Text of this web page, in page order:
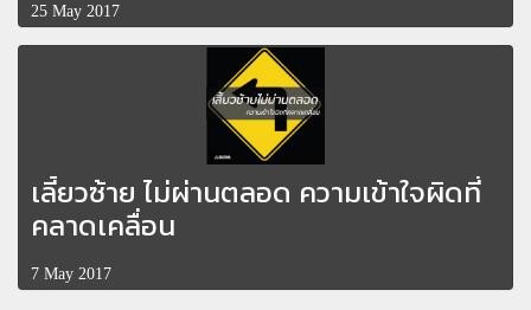
25 May 2017
เลี้ยวซ้าย ไม่ผ่านตลอด ความเข้าใจผิดที่
คลาดเคลื่อน
7 May 2017